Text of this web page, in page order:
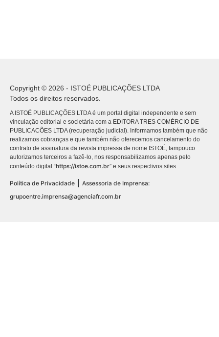
Copyright © 2026 - ISTOÉ PUBLICAÇÕES LTDA
Todos os direitos reservados.
A ISTOÉ PUBLICAÇÕES LTDA é um portal digital independente e sem
vinculação editorial e societária com a EDITORA TRES COMÉRCIO DE
PUBLICACÕES LTDA (recuperação judicial). Informamos também que não
realizamos cobranças e que também não oferecemos cancelamento do
contrato de assinatura da revista impressa de nome ISTOÉ, tampouco
autorizamos terceiros a fazê-lo, nos responsabilizamos apenas pelo
conteúdo digital “https://istoe.com.br” e seus respectivos sites.
Política de Privacidade
Assessoria de Imprensa:
grupoentre.imprensa@agenciafr.com.br